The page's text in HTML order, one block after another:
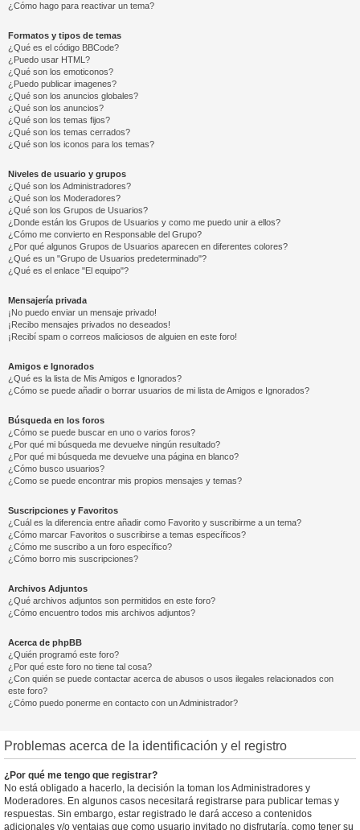
¿Cómo hago para reactivar un tema?
Formatos y tipos de temas
¿Qué es el código BBCode?
¿Puedo usar HTML?
¿Qué son los emoticonos?
¿Puedo publicar imagenes?
¿Qué son los anuncios globales?
¿Qué son los anuncios?
¿Qué son los temas fijos?
¿Qué son los temas cerrados?
¿Qué son los iconos para los temas?
Niveles de usuario y grupos
¿Qué son los Administradores?
¿Qué son los Moderadores?
¿Qué son los Grupos de Usuarios?
¿Donde están los Grupos de Usuarios y como me puedo unir a ellos?
¿Cómo me convierto en Responsable del Grupo?
¿Por qué algunos Grupos de Usuarios aparecen en diferentes colores?
¿Qué es un "Grupo de Usuarios predeterminado"?
¿Qué es el enlace "El equipo"?
Mensajería privada
¡No puedo enviar un mensaje privado!
¡Recibo mensajes privados no deseados!
¡Recibí spam o correos maliciosos de alguien en este foro!
Amigos e Ignorados
¿Qué es la lista de Mis Amigos e Ignorados?
¿Cómo se puede añadir o borrar usuarios de mi lista de Amigos e Ignorados?
Búsqueda en los foros
¿Cómo se puede buscar en uno o varios foros?
¿Por qué mi búsqueda me devuelve ningún resultado?
¿Por qué mi búsqueda me devuelve una página en blanco?
¿Cómo busco usuarios?
¿Como se puede encontrar mis propios mensajes y temas?
Suscripciones y Favoritos
¿Cuál es la diferencia entre añadir como Favorito y suscribirme a un tema?
¿Cómo marcar Favoritos o suscribirse a temas específicos?
¿Cómo me suscribo a un foro específico?
¿Cómo borro mis suscripciones?
Archivos Adjuntos
¿Qué archivos adjuntos son permitidos en este foro?
¿Cómo encuentro todos mis archivos adjuntos?
Acerca de phpBB
¿Quién programó este foro?
¿Por qué este foro no tiene tal cosa?
¿Con quién se puede contactar acerca de abusos o usos ilegales relacionados con
este foro?
¿Cómo puedo ponerme en contacto con un Administrador?
Problemas acerca de la identificación y el registro
¿Por qué me tengo que registrar?
No está obligado a hacerlo, la decisión la toman los Administradores y
Moderadores. En algunos casos necesitará registrarse para publicar temas y
respuestas. Sin embargo, estar registrado le dará acceso a contenidos
adicionales y/o ventajas que como usuario invitado no disfrutaría, como tener su